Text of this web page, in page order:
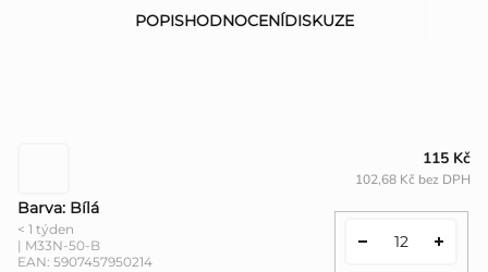
POPISHODNOCENÍDISKUZE
Barva: Bílá
< 1 týden
| M33N-50-B
EAN: 5907457950214
115 Kč
102,68 Kč bez DPH